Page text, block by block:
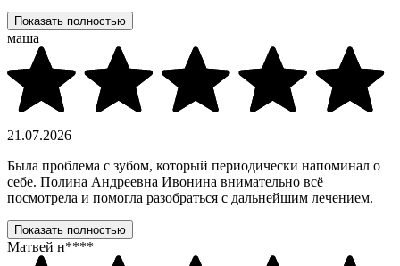
Показать полностью
маша
21.07.2026
Была проблема с зубом, который периодически напоминал о
себе. Полина Андреевна Ивонина внимательно всё
посмотрела и помогла разобраться с дальнейшим лечением.
Показать полностью
Матвей н****